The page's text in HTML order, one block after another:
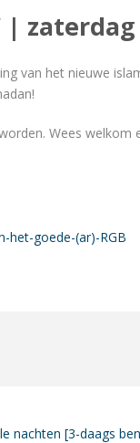
|
van het nieuwe
Wees welkom
nachten [3-daags